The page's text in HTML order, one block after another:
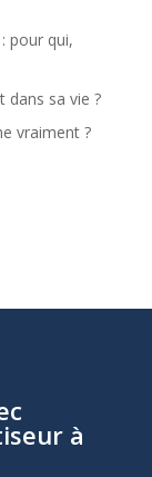
pour qui,
dans sa vie ?
vraiment ?
à